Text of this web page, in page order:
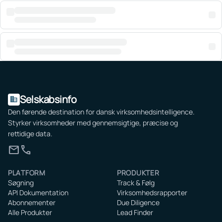
domain Selskabsinfo
Den førende destination for dansk virksomhedsintelligence.
Styrker virksomheder med gennemsigtige, præcise og
rettidige data.
mailcall
PLATFORM
Søgning
API Dokumentation
Abonnementer
Alle Produkter
PRODUKTER
Track & Følg
Virksomhedsrapporter
Due Diligence
Lead Finder